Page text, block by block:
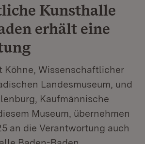
Kunsthalle
erhält eine
Köhne, Wissenschaftlicher
Landesmuseum, und
Kaufmännische
Museum, übernehmen
an die Verantwortung auch